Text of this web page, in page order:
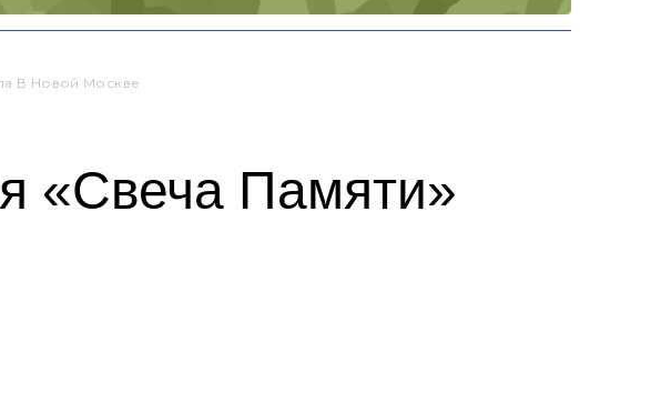
В Новой Москве
«Свеча Памяти»